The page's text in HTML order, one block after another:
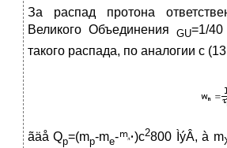
За распад протона
Великого Объединения GU=1/
такого распада, по аналогии с
ãäå Qp=(mp-me- )c2800 ÌýÂ, à m